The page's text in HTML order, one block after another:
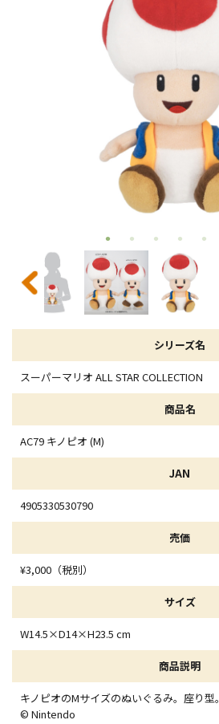
シリーズ名
スーパーマリオ ALL STAR COLLECTION
商品名
AC79 キノピオ (M)
JAN
4905330530790
売価
¥3,000（税別）
サイズ
W14.5×D14×H23.5 cm
商品説明
キノピオのMサイズのぬいぐるみ。座り型。
© Nintendo